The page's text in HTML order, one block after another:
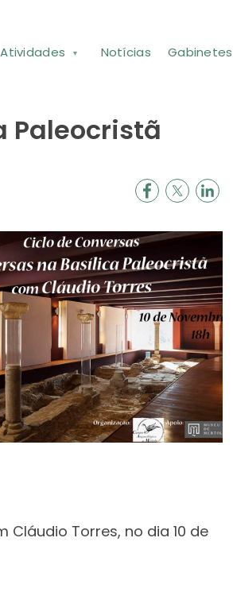
Atividades Notícias Gabinetes
Paleocristã
Cláudio Torres, no dia 10 de